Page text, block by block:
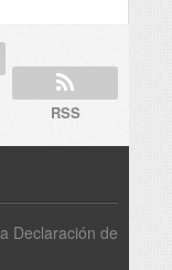
RSS
Declaración de